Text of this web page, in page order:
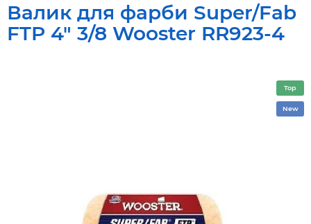
Валик для фарби Super/Fab
FTP 4" 3/8 Wooster RR923-4
Top
New